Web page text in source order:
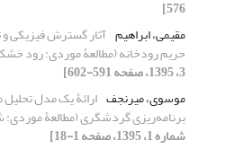
576]
مقیمی، ابراهیم آثار گسترش فیزیکی
حریم رودخانه (مطالعۀ موردی: رود
3، 1395، صفحه 591-602]
موسوی، میرنجف ارائۀ یک مدل
برنامه‌ریزی گردشگری (مطالعۀ
شماره 1، 1395، صفحه 1-18]